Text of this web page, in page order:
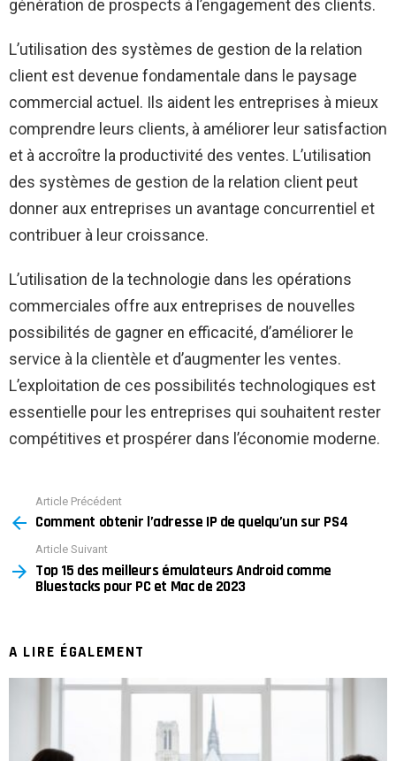
génération de prospects à l’engagement des clients.
L’utilisation des systèmes de gestion de la relation
client est devenue fondamentale dans le paysage
commercial actuel. Ils aident les entreprises à mieux
comprendre leurs clients, à améliorer leur satisfaction
et à accroître la productivité des ventes. L’utilisation
des systèmes de gestion de la relation client peut
donner aux entreprises un avantage concurrentiel et
contribuer à leur croissance.
L’utilisation de la technologie dans les opérations
commerciales offre aux entreprises de nouvelles
possibilités de gagner en efficacité, d’améliorer le
service à la clientèle et d’augmenter les ventes.
L’exploitation de ces possibilités technologiques est
essentielle pour les entreprises qui souhaitent rester
compétitives et prospérer dans l’économie moderne.
more
Article Précédent
Comment obtenir l’adresse IP de quelqu’un sur PS4
Article Suivant
Top 15 des meilleurs émulateurs Android comme
Bluestacks pour PC et Mac de 2023
A LIRE ÉGALEMENT